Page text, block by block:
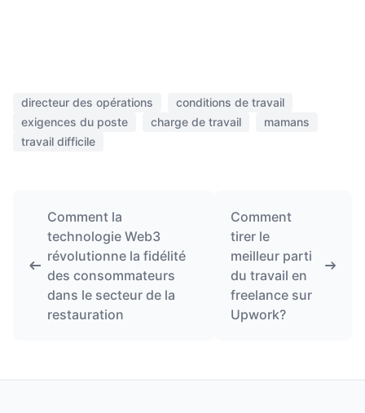
directeur des opérations
conditions de travail
exigences du poste
charge de travail
mamans
travail difficile
Comment la
technologie Web3
révolutionne la fidélité
des consommateurs
dans le secteur de la
restauration
Comment
tirer le
meilleur parti
du travail en
freelance sur
Upwork?